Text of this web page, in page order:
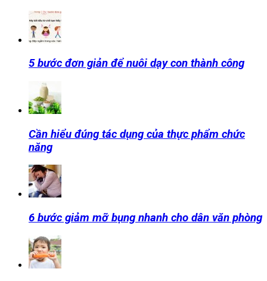
5 bước đơn giản để nuôi dạy con thành công
Cần hiểu đúng tác dụng của thực phẩm chức
năng
6 bước giảm mỡ bụng nhanh cho dân văn phòng